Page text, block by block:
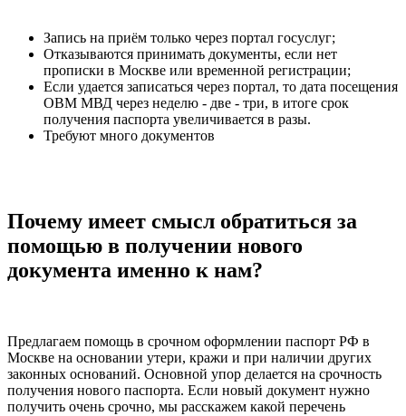
Запись на приём только через портал госуслуг;
Отказываются принимать документы, если нет
прописки в Москве или временной регистрации;
Если удается записаться через портал, то дата посещения
ОВМ МВД через неделю - две - три, в итоге срок
получения паспорта увеличивается в разы.
Требуют много документов
Почему имеет смысл обратиться за
помощью в получении нового
документа именно к нам?
Предлагаем помощь в срочном оформлении паспорт РФ в
Москве на основании утери, кражи и при наличии других
законных оснований. Основной упор делается на срочность
получения нового паспорта. Если новый документ нужно
получить очень срочно, мы расскажем какой перечень